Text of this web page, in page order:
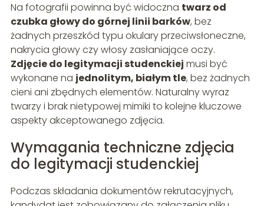
Na fotografii powinna być widoczna twarz od
czubka głowy do górnej linii barków, bez
żadnych przeszkód typu okulary przeciwsłoneczne,
nakrycia głowy czy włosy zasłaniające oczy.
Zdjęcie do legitymacji studenckiej musi być
wykonane na jednolitym, białym tle, bez żadnych
cieni ani zbędnych elementów. Naturalny wyraz
twarzy i brak nietypowej mimiki to kolejne kluczowe
aspekty akceptowanego zdjęcia.
Wymagania techniczne zdjęcia
do legitymacji studenckiej
Podczas składania dokumentów rekrutacyjnych,